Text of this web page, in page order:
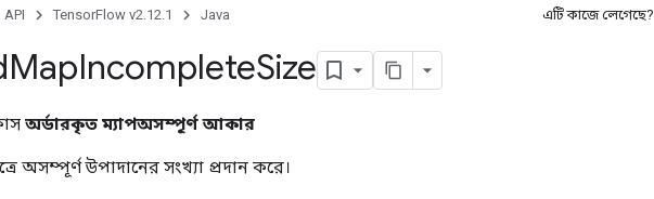
API TensorFlow v2.12.1 Java এটি কাজে লেগেছে?
MapIncompleteSize
অর্ডারকৃত ম্যাপঅসম্পূর্ণ আকার
অসম্পূর্ণ উপাদানের সংখ্যা প্রদান করে।